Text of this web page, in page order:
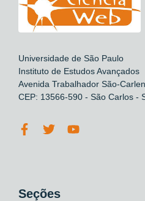
Universidade de São Paulo
Instituto de Estudos Avançados
Avenida Trabalhador São-
CEP: 13566-590 - São Carlos -
Seções